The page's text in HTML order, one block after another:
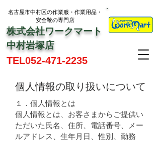
名古屋市中村区の作業服・作業用品・
安全靴の専門店
TEL052-471-2235
株式会社ワークマート
中村岩塚店
個人情報の取り扱いについて
１．個人情報とは
個人情報とは、お客さまからご提供い
ただいた氏名、住所、電話番号、メー
ルアドレス、生年月日、性別、勤務